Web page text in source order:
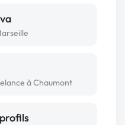
à Chaumont